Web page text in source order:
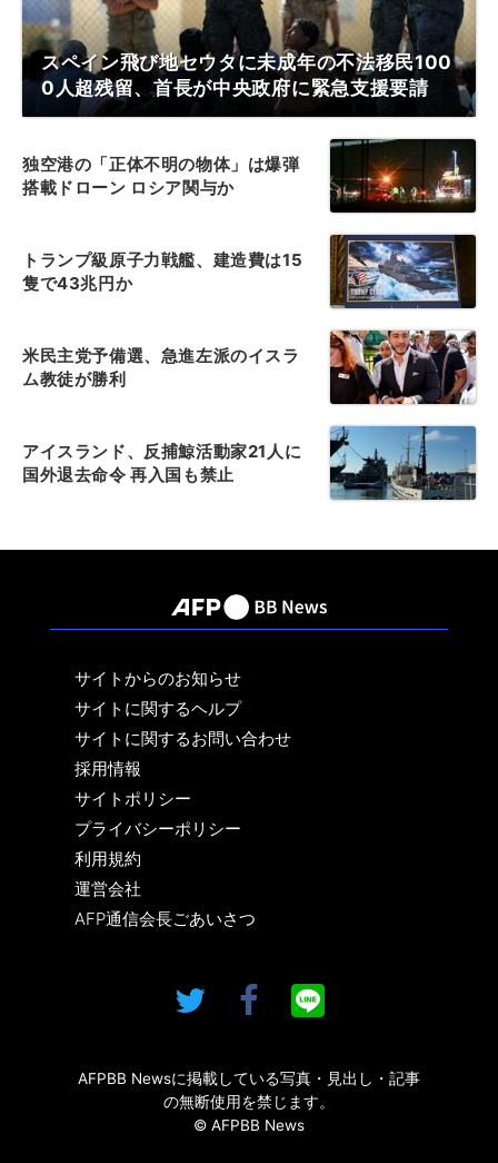
スペイン飛び地セウタに未成年の不法移民100
0人超残留、首長が中央政府に緊急支援要請
独空港の「正体不明の物体」は爆弾
搭載ドローン ロシア関与か
トランプ級原子力戦艦、建造費は15
隻で43兆円か
米民主党予備選、急進左派のイスラ
ム教徒が勝利
アイスランド、反捕鯨活動家21人に
国外退去命令 再入国も禁止
サイトからのお知らせ
サイトに関するヘルプ
サイトに関するお問い合わせ
採用情報
サイトポリシー
プライバシーポリシー
利用規約
運営会社
AFP通信会長ごあいさつ
AFPBB Newsに掲載している写真・見出し・記事
の無断使用を禁じます。
© AFPBB News